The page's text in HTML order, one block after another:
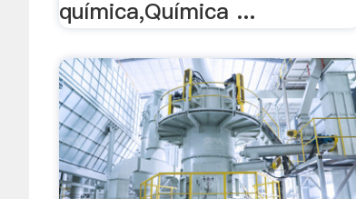
química,Química ...